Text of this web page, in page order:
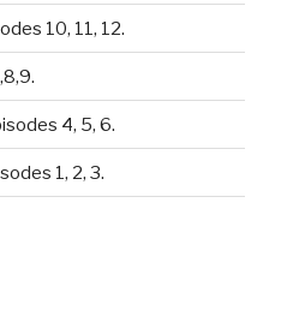
10, 11, 12.
4, 5, 6.
1, 2, 3.